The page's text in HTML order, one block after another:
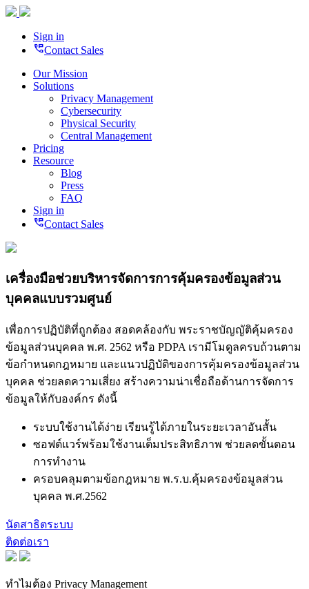
Sign in
perm_phone_msgContact Sales
Our Mission
Solutions
Privacy Management
Cybersecurity
Physical Security
Central Management
Pricing
Resource
Blog
Press
FAQ
Sign in
perm_phone_msgContact Sales
เครื่องมือช่วยบริหารจัดการการคุ้มครองข้อมูลส่วน
บุคคลแบบรวมศูนย์
เพื่อการปฏิบัติที่ถูกต้อง สอดคล้องกับ พระราชบัญญัติคุ้มครอง
ข้อมูลส่วนบุคคล พ.ศ. 2562 หรือ PDPA เรามีโมดูลครบถ้วนตาม
ข้อกำหนดกฎหมาย และแนวปฏิบัติของการคุ้มครองข้อมูลส่วน
บุคคล ช่วยลดความเสี่ยง สร้างความน่าเชื่อถือด้านการจัดการ
ข้อมูลให้กับองค์กร ดังนี้
ระบบใช้งานได้ง่าย เรียนรู้ได้ภายในระยะเวลาอันสั้น
ซอฟต์แวร์พร้อมใช้งานเต็มประสิทธิภาพ ช่วยลดขั้นตอน
การทำงาน
ครอบคลุมตามข้อกฎหมาย พ.ร.บ.คุ้มครองข้อมูลส่วน
บุคคล พ.ศ.2562
นัดสาธิตระบบ
ติดต่อเรา
ทำไมต้อง Privacy Management